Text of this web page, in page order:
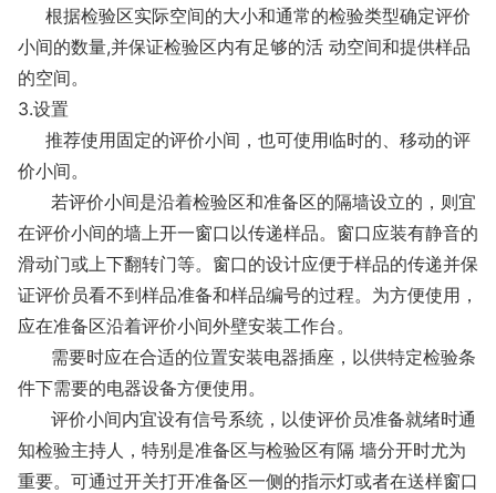
根据检验区实际空间的大小和通常的检验类型确定评价
小间的数量,并保证检验区内有足够的活 动空间和提供样品
的空间。
3.设置
推荐使用固定的评价小间，也可使用临时的、移动的评
价小间。
若评价小间是沿着检验区和准备区的隔墙设立的，则宜
在评价小间的墙上开一窗口以传递样品。窗口应装有静音的
滑动门或上下翻转门等。窗口的设计应便于样品的传递并保
证评价员看不到样品准备和样品编号的过程。为方便使用，
应在准备区沿着评价小间外壁安装工作台。
需要时应在合适的位置安装电器插座，以供特定检验条
件下需要的电器设备方便使用。
评价小间内宜设有信号系统，以使评价员准备就绪时通
知检验主持人，特别是准备区与检验区有隔 墙分开时尤为
重要。可通过开关打开准备区一侧的指示灯或者在送样窗口